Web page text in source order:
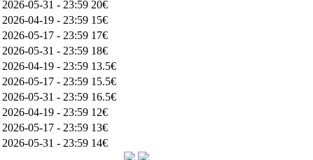
2026-05-31 - 23:59 20€
2026-04-19 - 23:59 15€
2026-05-17 - 23:59 17€
2026-05-31 - 23:59 18€
2026-04-19 - 23:59 13.5€
2026-05-17 - 23:59 15.5€
2026-05-31 - 23:59 16.5€
2026-04-19 - 23:59 12€
2026-05-17 - 23:59 13€
2026-05-31 - 23:59 14€